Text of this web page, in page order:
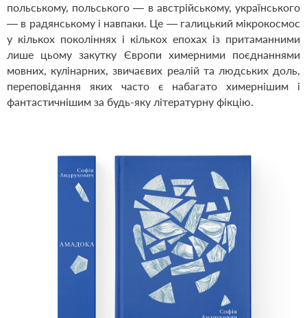
польському, польського — в австрійському, українського
— в радянському і навпаки. Це — галицький мікрокосмос
у кількох поколіннях і кількох епохах із притаманними
лише цьому закутку Європи химерними поєднаннями
мовних, кулінарних, звичаєвих реалій та людських доль,
пере­повідання яких часто є набагато химернішим і
фантастичнішим за будь-яку літературну фікцію.